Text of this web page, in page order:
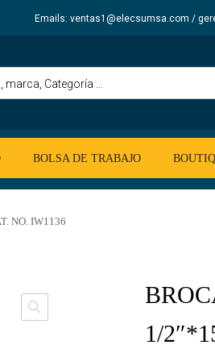
Emails: ventas1@elecsumsa.com /
BOLSA DE TRABAJO
NO. IW1136
1/